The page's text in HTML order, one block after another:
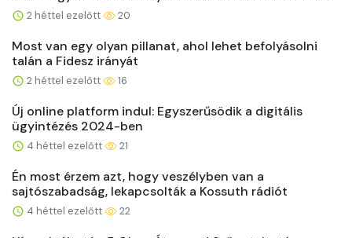
2 héttel ezelőtt 20
Most van egy olyan pillanat, ahol lehet befolyásolni
talán a Fidesz irányát
2 héttel ezelőtt 16
Új online platform indul: Egyszerűsödik a digitális
ügyintézés 2024-ben
4 héttel ezelőtt 21
Én most érzem azt, hogy veszélyben van a
sajtószabadság, lekapcsolták a Kossuth rádiót
4 héttel ezelőtt 22